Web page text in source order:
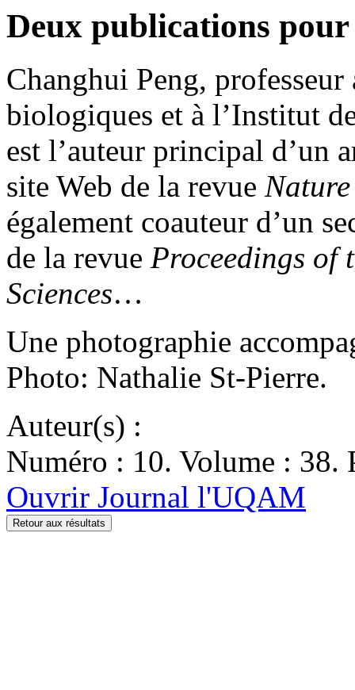
Deux publications
Changhui Peng, professeur
biologiques et à l’Institut
est l’auteur principal d’un
site Web de la revue
également coauteur d’un
de la revue Proceedings of
Sciences…
Une photographie
Photo: Nathalie St-Pierre.
Auteur(s) :
Numéro : 10. Volume : 38.
Ouvrir Journal l'UQAM
Retour aux résultats